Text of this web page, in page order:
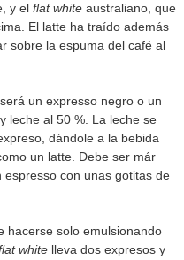
y el flat white australiano, que
El latte ha traído además
sobre la espuma del café al
un expresso negro o un
leche al 50 %. La leche se
dándole a la bebida
un latte. Debe ser már
con unas gotitas de
hacerse solo emulsionando
white lleva dos expresos y